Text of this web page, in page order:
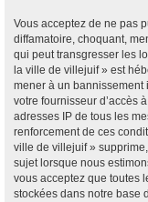
Vous acceptez de ne pas
diffamatoire, choquant,
qui peut transgresser les
la ville de villejuif » est
mener à un bannissement
votre fournisseur d’accès
adresses IP de tous les
renforcement de ces
ville de villejuif »
sujet lorsque nous
vous acceptez que toutes
stockées dans notre base